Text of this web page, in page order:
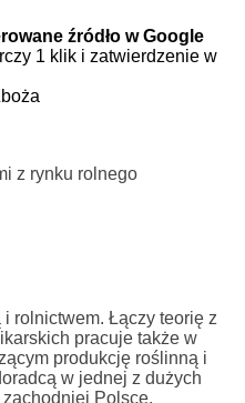
źródło w Google
1 klik i zatwierdzenie w
z rynku rolnego
rolnictwem. Łączy teorię z
pracuje także w
produkcję roślinną i
w jednej z dużych
Polsce.